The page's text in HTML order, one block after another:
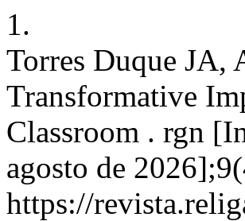
1.
Torres Duque JA,
Transformative
Classroom . rgn
agosto de
https://